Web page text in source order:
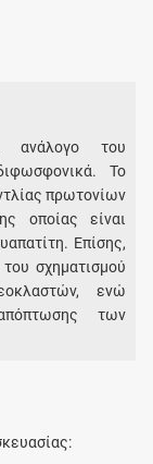
ανάλογο του
Το
πρωτονίων
οποίας είναι
Επίσης,
σχηματισμού
ενώ
των